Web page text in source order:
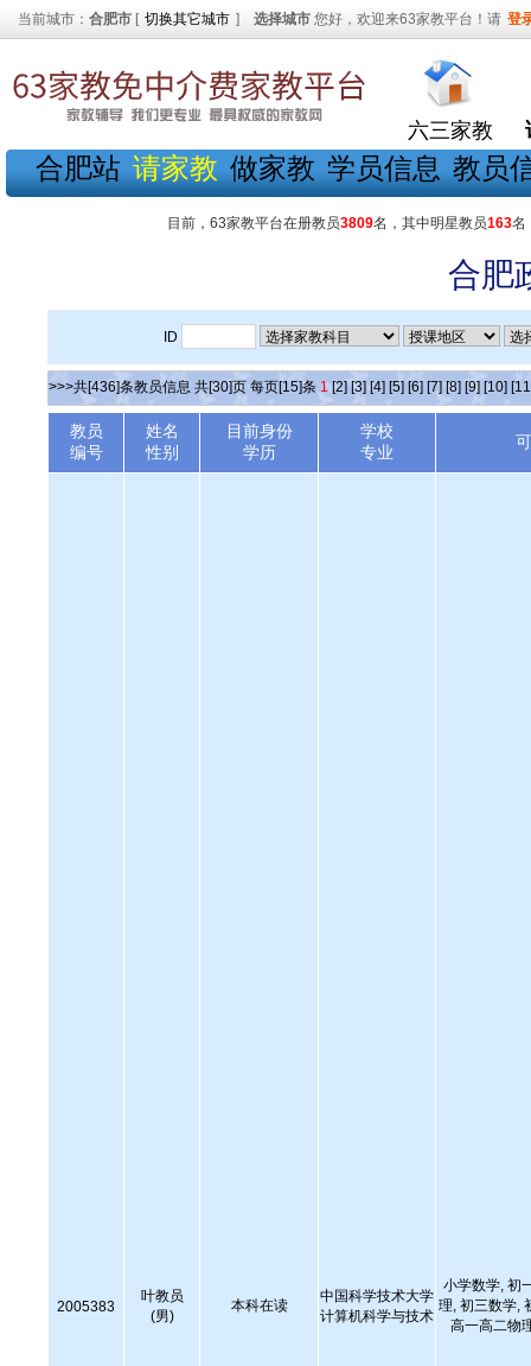
当前城市： 合肥市 [ 切换其它城市 ] 选择城市 您好，欢迎来63家教平台！请 登
六三家教
合肥站 请家教 做家教 学员信息 教员
目前，63家教平台在册教员3809名，其中明星教员163名
合肥
ID
>>>共[436]条教员信息 共[30]页 每页[15]条 1 [2] [3] [4] [5] [6] [7] [8] [9] [10]
教员
编号
姓名
性别
目前身份
学历
学校
专业
2005383
叶教员
(男)
本科在读
中国科学技术大学
计算机科学与技术
小学数学, 初
理, 初三数学,
高一高二物